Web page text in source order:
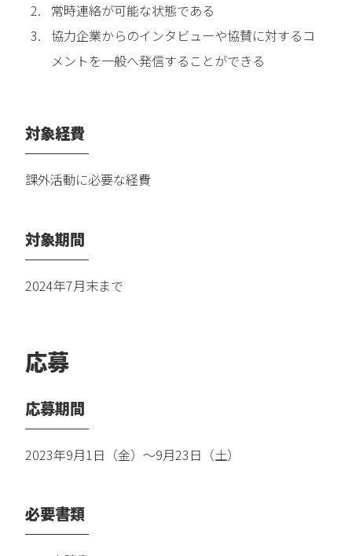
常時連絡が可能な状態である
協力企業からのインタビューや協賛に対するコ
メントを一般へ発信することができる
対象経費
課外活動に必要な経費
対象期間
2024年7月末まで
応募
応募期間
2023年9月1日（金）～9月23日（土）
必要書類